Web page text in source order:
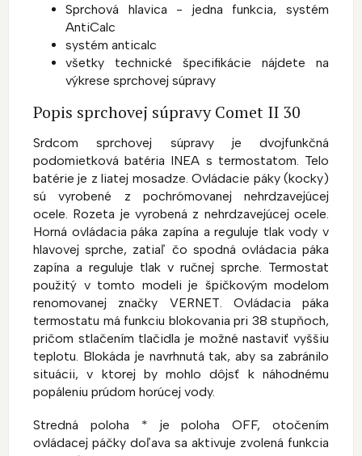
Sprchová hlavica - jedna funkcia, systém
AntiCalc
systém anticalc
všetky technické špecifikácie nájdete na
výkrese sprchovej súpravy
Popis sprchovej súpravy Comet II 30
Srdcom sprchovej súpravy je dvojfunkčná
podomietková batéria INEA s termostatom. Telo
batérie je z liatej mosadze. Ovládacie páky (kocky)
sú vyrobené z pochrómovanej nehrdzavejúcej
ocele. Rozeta je vyrobená z nehrdzavejúcej ocele.
Horná ovládacia páka zapína a reguluje tlak vody v
hlavovej sprche, zatiaľ čo spodná ovládacia páka
zapína a reguluje tlak v ručnej sprche. Termostat
použitý v tomto modeli je špičkovým modelom
renomovanej značky VERNET. Ovládacia páka
termostatu má funkciu blokovania pri 38 stupňoch,
pričom stlačením tlačidla je možné nastaviť vyššiu
teplotu. Blokáda je navrhnutá tak, aby sa zabránilo
situácii, v ktorej by mohlo dôjsť k náhodnému
popáleniu prúdom horúcej vody.
Stredná poloha * je poloha OFF, otočením
ovládacej páčky doľava sa aktivuje zvolená funkcia